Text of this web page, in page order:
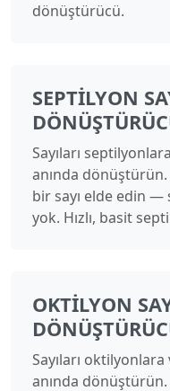
dönüştürücü.
SEPTILYON
Sayıları
anında dönüştürün.
bir sayı elde edin —
yok. Hızlı, basit
OKTILYON
Sayıları
anında dönüştürün.